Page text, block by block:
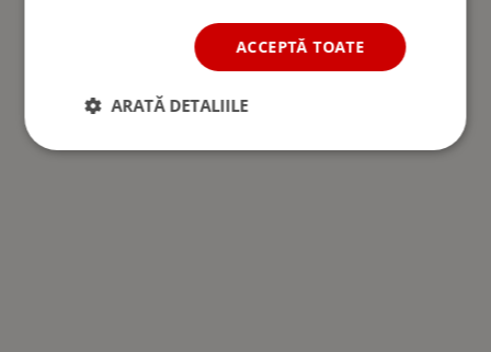
ACCEPTĂ TOATE
ARATĂ DETALIILE